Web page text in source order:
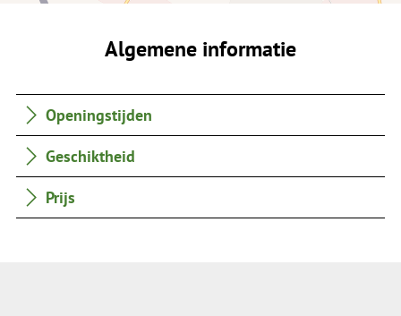
Algemene informatie
Openingstijden
Geschiktheid
Prijs